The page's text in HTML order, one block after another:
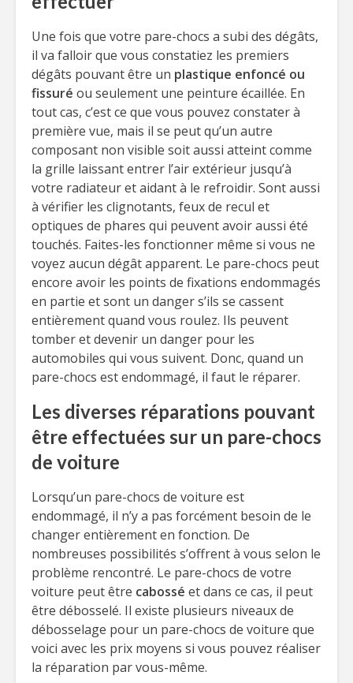
Une fois que votre pare-chocs a subi des dégâts,
il va falloir que vous constatiez les premiers
dégâts pouvant être un plastique enfoncé ou
fissuré ou seulement une peinture écaillée. En
tout cas, c’est ce que vous pouvez constater à
première vue, mais il se peut qu’un autre
composant non visible soit aussi atteint comme
la grille laissant entrer l’air extérieur jusqu’à
votre radiateur et aidant à le refroidir. Sont aussi
à vérifier les clignotants, feux de recul et
optiques de phares qui peuvent avoir aussi été
touchés. Faites-les fonctionner même si vous ne
voyez aucun dégât apparent. Le pare-chocs peut
encore avoir les points de fixations endommagés
en partie et sont un danger s’ils se cassent
entièrement quand vous roulez. Ils peuvent
tomber et devenir un danger pour les
automobiles qui vous suivent. Donc, quand un
pare-chocs est endommagé, il faut le réparer.
Les diverses réparations pouvant
être effectuées sur un pare-chocs
de voiture
Lorsqu’un pare-chocs de voiture est
endommagé, il n’y a pas forcément besoin de le
changer entièrement en fonction. De
nombreuses possibilités s’offrent à vous selon le
problème rencontré. Le pare-chocs de votre
voiture peut être cabossé et dans ce cas, il peut
être débosselé. Il existe plusieurs niveaux de
débosselage pour un pare-chocs de voiture que
voici avec les prix moyens si vous pouvez réaliser
la réparation par vous-même.